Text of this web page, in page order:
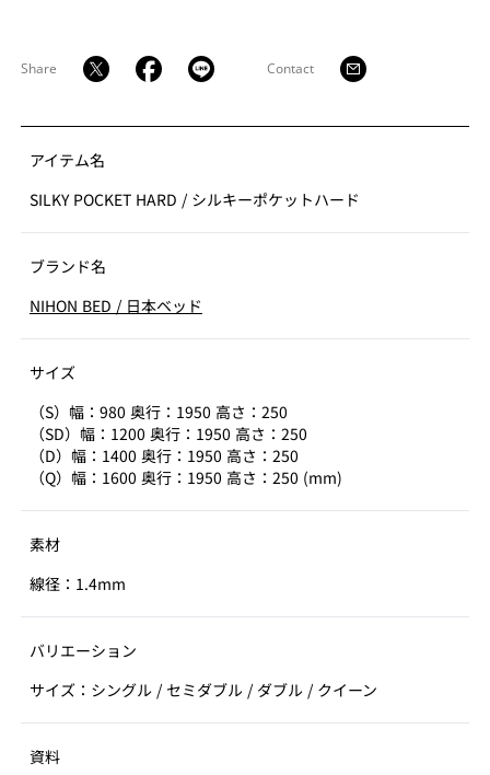
Share Contact
アイテム名
SILKY POCKET HARD / シルキーポケットハード
ブランド名
NIHON BED / 日本ベッド
サイズ
（S）幅：980 奥行：1950 高さ：250
（SD）幅：1200 奥行：1950 高さ：250
（D）幅：1400 奥行：1950 高さ：250
（Q）幅：1600 奥行：1950 高さ：250 (mm)
素材
線径：1.4mm
バリエーション
サイズ：シングル / セミダブル / ダブル / クイーン
資料